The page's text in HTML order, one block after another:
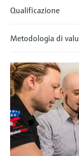
Qualificazione
Metodologia di